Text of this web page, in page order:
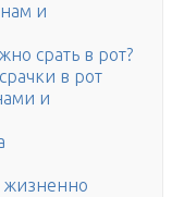
и
срать в рот?
в рот
и
жизненно